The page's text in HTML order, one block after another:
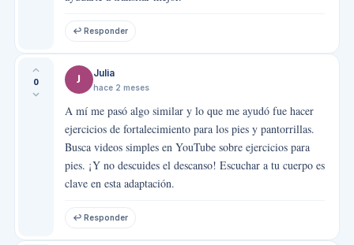
↩ Responder
0 J Julia
hace 2 meses
A mí me pasó algo similar y lo que me ayudó fue hacer
ejercicios de fortalecimiento para los pies y pantorrillas.
Busca videos simples en YouTube sobre ejercicios para
pies. ¡Y no descuides el descanso! Escuchar a tu cuerpo es
clave en esta adaptación.
↩ Responder